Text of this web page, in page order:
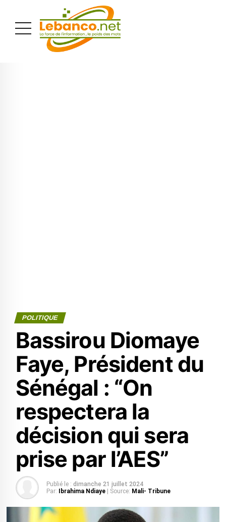
POLITIQUE
Bassirou Diomaye
Faye, Président du
Sénégal : “On
respectera la
décision qui sera
prise par l’AES”
Publié le : dimanche 21 juillet 2024
Par:
Ibrahima Ndiaye | Source: Mali- Tribune